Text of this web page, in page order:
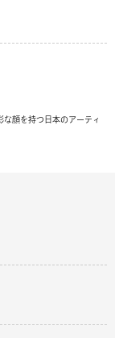
顔を持つ日本のアーティ